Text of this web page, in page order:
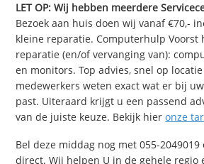
LET OP: Wij hebben meerdere
Bezoek aan huis doen wij vanaf €70,-
kleine reparatie. Computerhulp Voorst
reparatie (en/of vervanging van):
en monitors. Top advies, snel op
medewerkers weten exact wat er bij
past. Uiteraard krijgt u een passend
van de juiste keuze. Bekijk hieronze
Bel deze middag nog met 055-
direct. Wij helpen U in de gehele regio